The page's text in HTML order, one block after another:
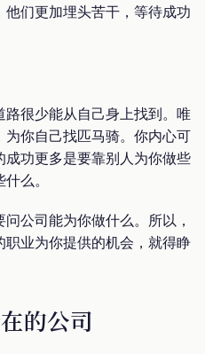
们更加埋头苦干，等待成功
很少能从自己身上找到。唯
你自己找匹马骑。你内心可
功更多是要靠别人为你做些
么。
公司能为你做什么。所以，
业为你提供的机会，就得睁
的公司